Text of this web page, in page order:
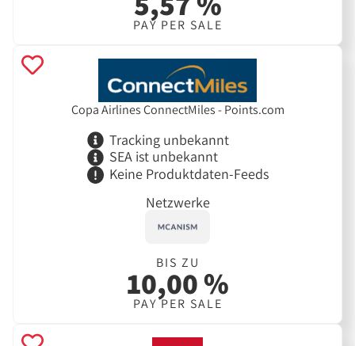
PAY PER SALE
Copa Airlines ConnectMiles - Points.com
Tracking unbekannt
SEA ist unbekannt
Keine Produktdaten-Feeds
Netzwerke
BIS ZU
10,00 %
PAY PER SALE